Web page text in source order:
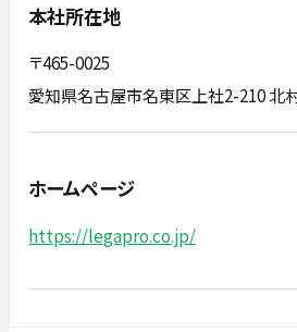
本社所在地
〒465-0025
愛知県名古屋市名東区上社2-210 北
ホームページ
https://legapro.co.jp/